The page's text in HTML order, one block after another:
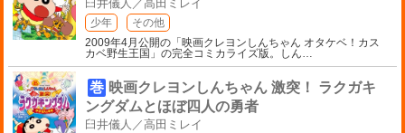
臼井儀人／高田ミレイ
少年
その他
2009年4月公開の「映画クレヨンしんちゃん オタケベ！カス
カベ野生王国」の完全コミカライズ版。しん
巻 映画クレヨンしんちゃん 激突！ ラクガキ
ングダムとほぼ四人の勇者
臼井儀人／高田ミレイ